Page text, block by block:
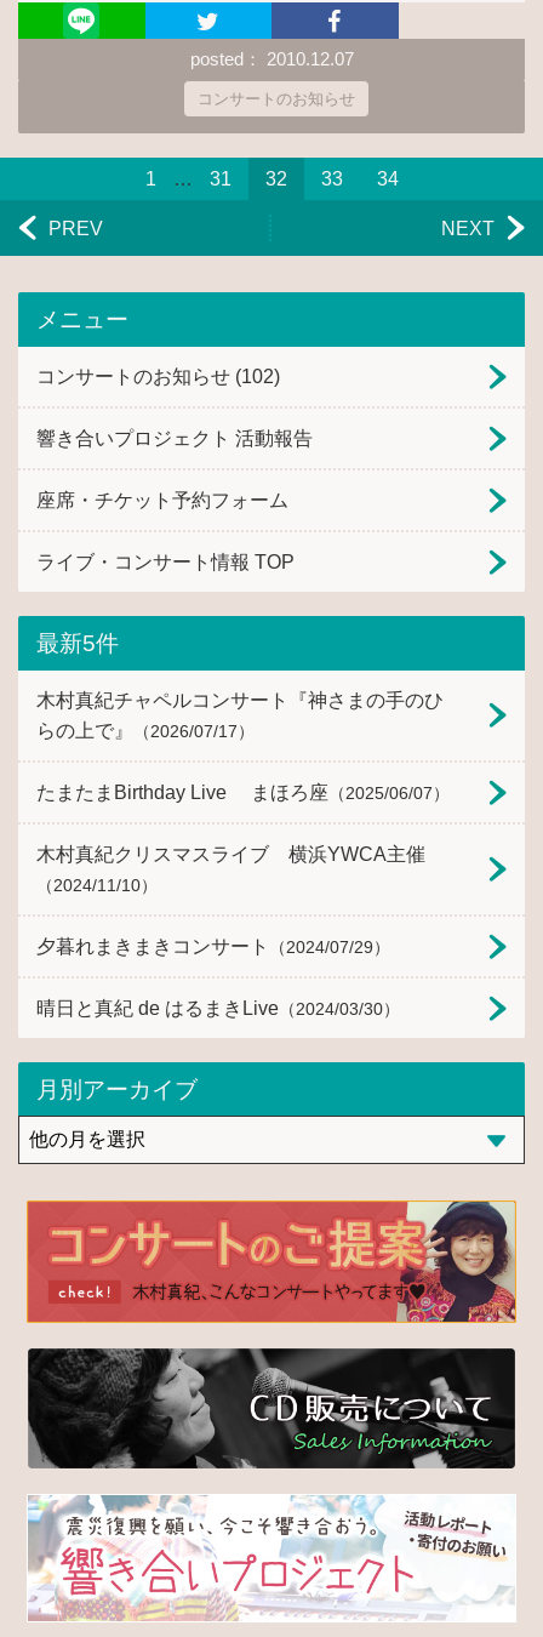
posted： 2010.12.07
コンサートのお知らせ
1 … 31 32 33 34
PREV NEXT
メニュー
コンサートのお知らせ (102)
響き合いプロジェクト 活動報告
座席・チケット予約フォーム
ライブ・コンサート情報 TOP
最新5件
木村真紀チャペルコンサート『神さまの手のひ
らの上で』
（2026/07/17）
たまたまBirthday Live まほろ座 （2025/06/07）
木村真紀クリスマスライブ 横浜YWCA主催
（2024/11/10）
夕暮れまきまきコンサート （2024/07/29）
晴日と真紀 de はるまきLive （2024/03/30）
月別アーカイブ